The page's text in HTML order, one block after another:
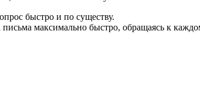
быстро и по существу.
максимально быстро, обращаясь к